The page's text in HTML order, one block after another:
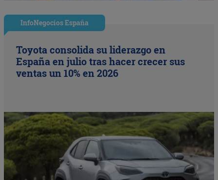
InfoNegocios España
Toyota consolida su liderazgo en
España en julio tras hacer crecer sus
ventas un 10% en 2026